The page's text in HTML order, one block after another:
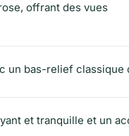
offrant des vues
un bas-relief classique
et tranquille et un